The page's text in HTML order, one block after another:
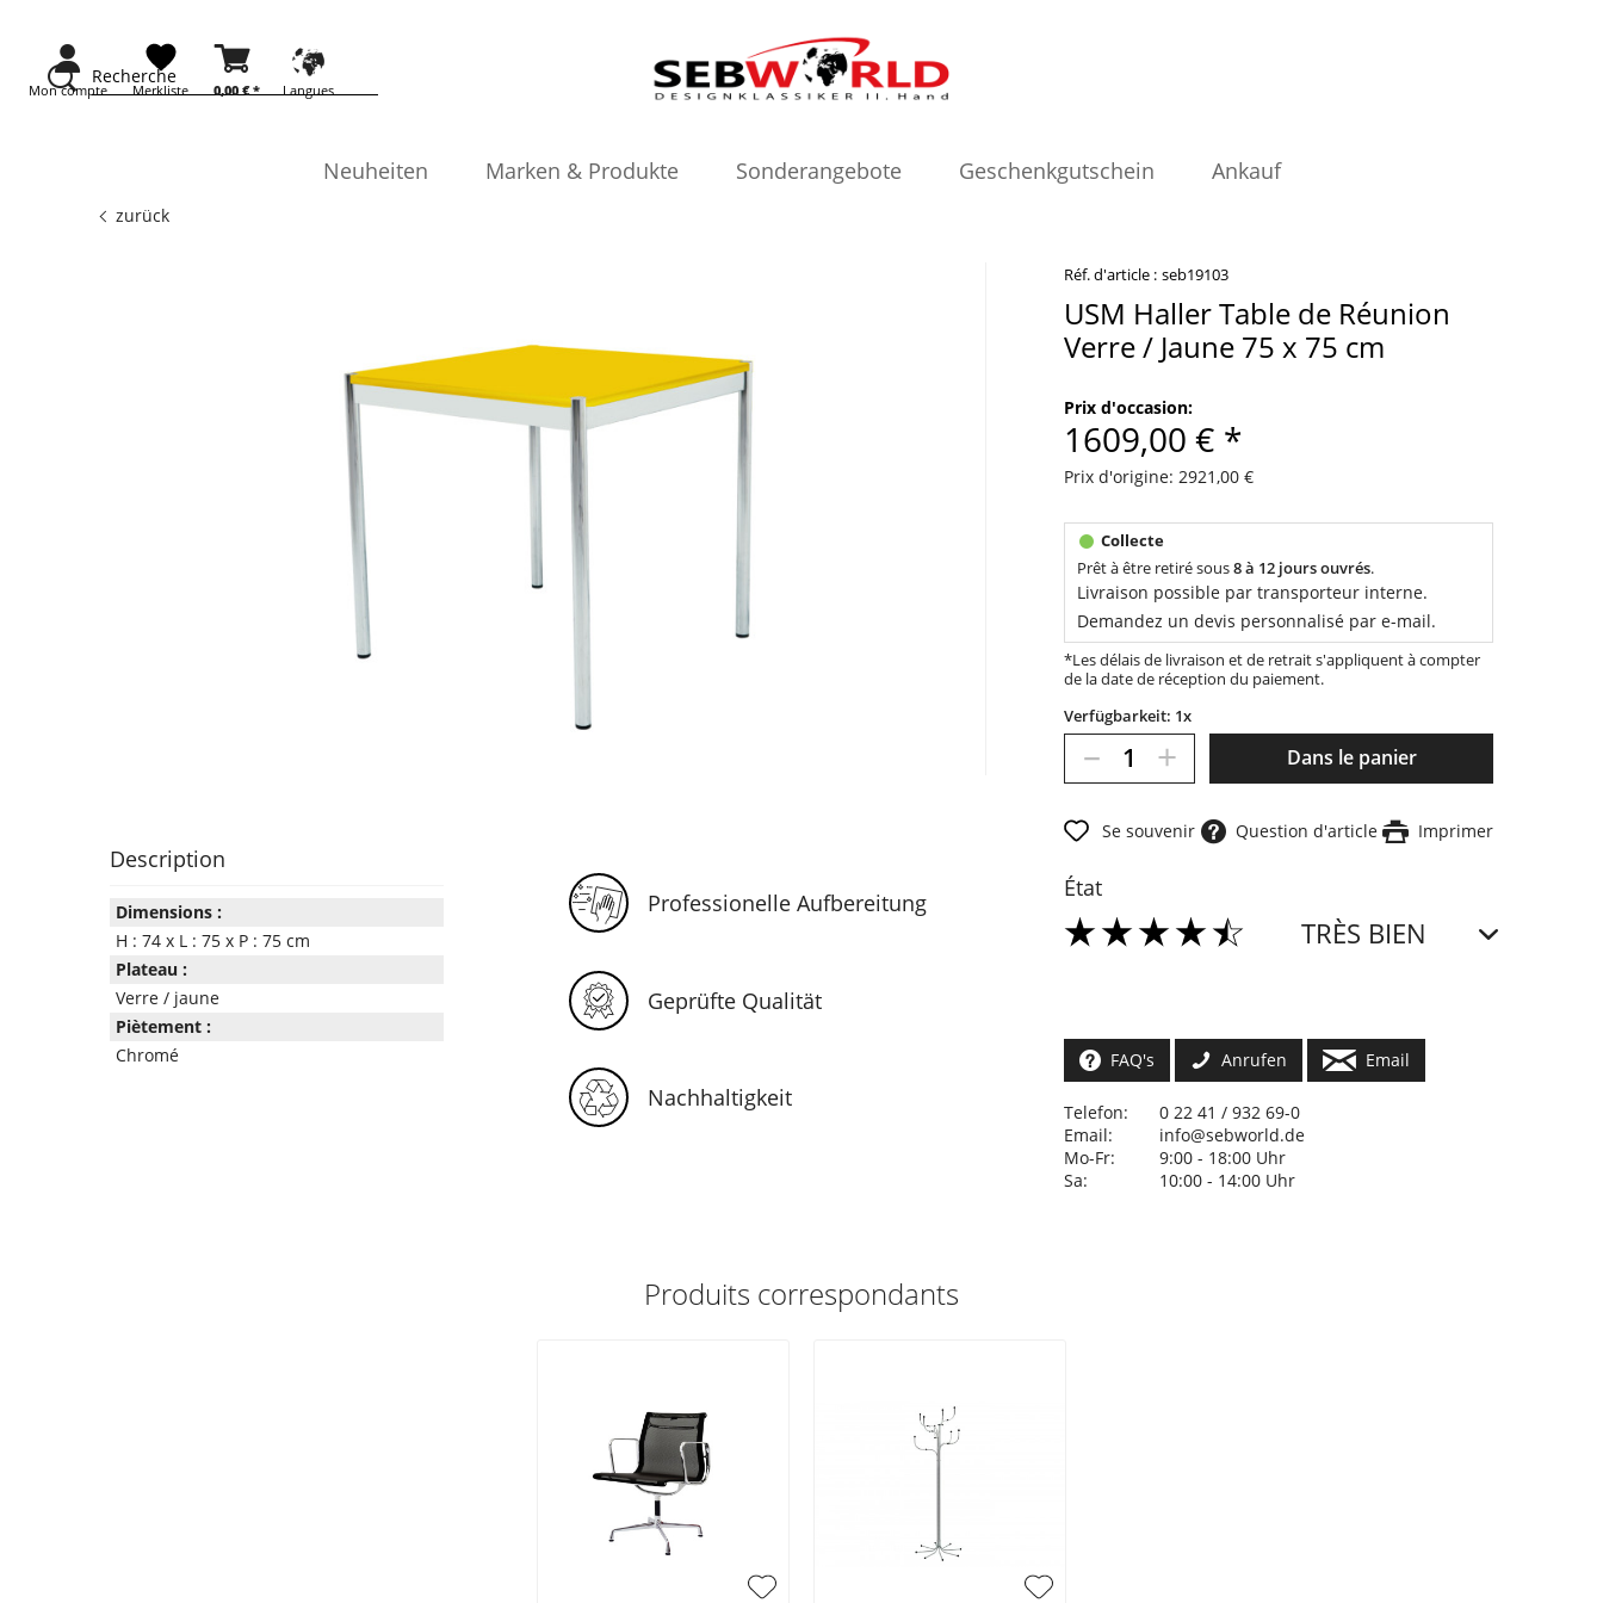
Recherche
Mon compte 0,00 € *
Merkliste Langues
Neuheiten Marken & Produkte Sonderangebote Geschenkgutschein Ankauf
zurück
Réf. d'article : seb19103
USM Haller Table de Réunion
Verre / Jaune 75 x 75 cm
Prix d'occasion:
1609,00 € *
Prix d'origine: 2921,00 €
Prêt à être retiré sous8 à 12 jours ouvrés.
Livraison possible par transporteur interne.
Demandez un devis personnalisé par e-mail.
*Les délais de livraison et de retrait s'appliquent à compter
de la date de réception du paiement.
Verfügbarkeit: 1x
– + Dans le panier
Se souvenir Question d'article Imprimer
État
TRÈS BIEN
Description
Dimensions :
H : 74 x L : 75 x P : 75 cm
Plateau :
Verre / jaune
Piètement :
Chromé
Professionelle Aufbereitung
Geprüfte Qualität
Nachhaltigkeit
FAQ's Anrufen Email
Telefon:
0 22 41 / 932 69-0
Email:
info@sebworld.de
Mo-Fr:
9:00 - 18:00 Uhr
Sa:
10:00 - 14:00 Uhr
Produits correspondants